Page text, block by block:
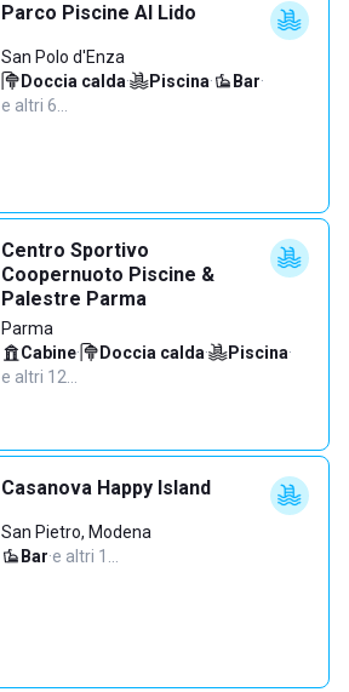
Parco Piscine Al Lido
San Polo d'Enza
Doccia calda· Piscina· Bar·
e altri 6…
Centro Sportivo
Coopernuoto Piscine &
Palestre Parma
Parma
Cabine· Doccia calda· Piscina·
e altri 12…
Casanova Happy Island
San Pietro, Modena
Bar·e altri 1…